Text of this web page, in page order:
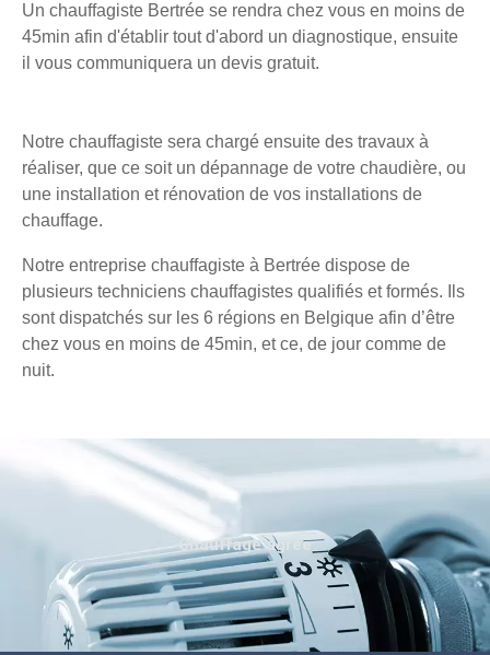
Un chauffagiste Bertrée se rendra chez vous en moins de
45min afin d'établir tout d'abord un diagnostique, ensuite
il vous communiquera un devis gratuit.
Notre chauffagiste sera chargé ensuite des travaux à
réaliser, que ce soit un dépannage de votre chaudière, ou
une installation et rénovation de vos installations de
chauffage.
Notre entreprise chauffagiste à Bertrée dispose de
plusieurs techniciens chauffagistes qualifiés et formés. Ils
sont dispatchés sur les 6 régions en Belgique afin d’être
chez vous en moins de 45min, et ce, de jour comme de
nuit.
Chauffage agréé